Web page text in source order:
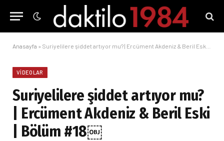
Anasayfa » Suriyelilere şiddet artıyor mu? | Ercüment Akdeniz & Beril Eski | Bölüm #18￼
VIDEOLAR
Suriyelilere şiddet artıyor mu?
| Ercüment Akdeniz & Beril Eski
| Bölüm #18￼